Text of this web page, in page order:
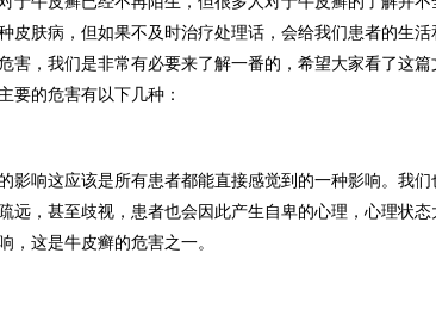
皮肤病，但如果不及时治疗处理话，会给我们患者的生活
害，我们是非常有必要来了解一番的，希望大家看了这
要的危害有以下几种：
响这应该是所有患者都能直接感觉到的一种影响。我们
远，甚至歧视，患者也会因此产生自卑的心理，心理状
，这是牛皮癣的危害之一。